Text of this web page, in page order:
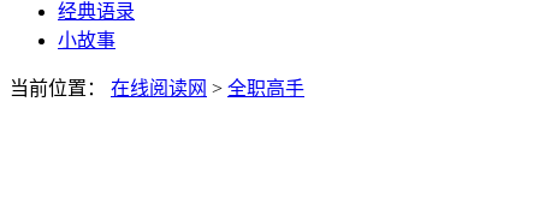
经典语录
小故事
当前位置： 在线阅读网 > 全职高手